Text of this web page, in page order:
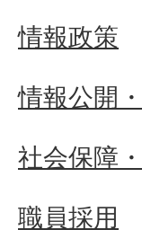
情報政策
情報公開
社会保障
職員採用